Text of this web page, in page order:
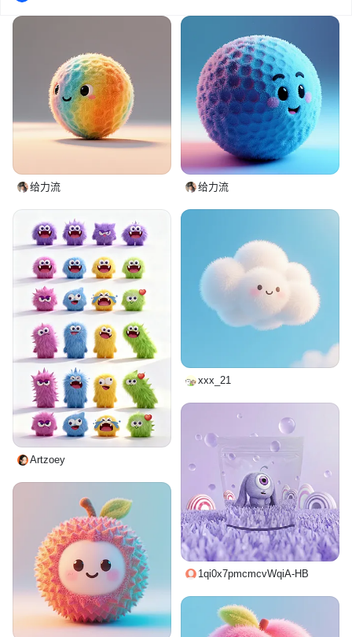
给力流 给力流
Artzoey
xxx_21
1qi0x7pmcmcvWqiA-HB